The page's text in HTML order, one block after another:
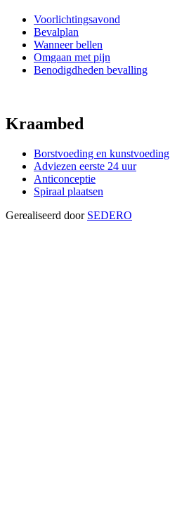
Voorlichtingsavond
Bevalplan
Wanneer bellen
Omgaan met pijn
Benodigdheden bevalling
Kraambed
Borstvoeding en kunstvoeding
Adviezen eerste 24 uur
Anticonceptie
Spiraal plaatsen
Gerealiseerd door SEDERO